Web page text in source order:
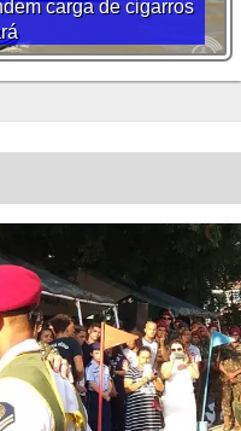
carga de cigarros